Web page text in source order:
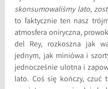
skonsumowaliśmy lato,
to faktycznie ten nasz
atmosfera oniryczna,
del Rey, rozkoszna jak
jednym, jak miniówa i
jednocześnie ulotna i
lato. Coś się kończy, czuć